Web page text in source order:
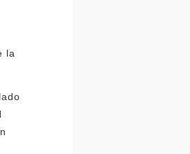
la